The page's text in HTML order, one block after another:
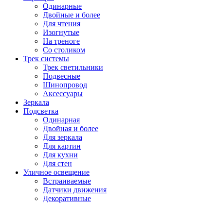
Одинарные
Двойные и более
Для чтения
Изогнутые
На треноге
Со столиком
Трек системы
Трек светильники
Подвесные
Шинопровод
Аксессуары
Зеркала
Подсветка
Одинарная
Двойная и более
Для зеркала
Для картин
Для кухни
Для стен
Уличное освещение
Встраиваемые
Датчики движения
Декоративные